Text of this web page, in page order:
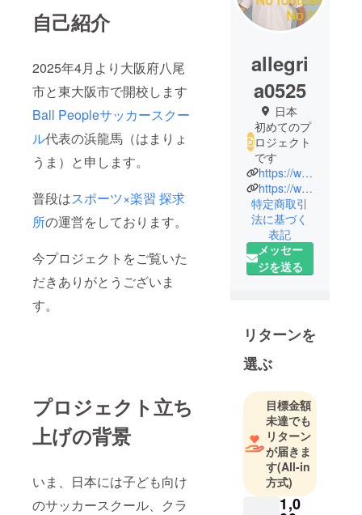
自己紹介
2025年4月より大阪府八尾
市と東大阪市で開校します
Ball Peopleサッカースクー
ル代表の浜龍馬（はまりょ
うま）と申します。
普段はスポーツ×楽習 探求
所の運営をしております。
今プロジェクトをご覧いた
だきありがとうございま
す。
プロジェクト立ち
上げの背景
いま、日本には子ども向け
のサッカースクール、クラ
allegri
a0525
日本
初めてのプ
ロジェクト
です
https://www.instagram.com/ball.people?igsh=OXF2bzUwa2Y5bHV2
https://www.instagram.com/ryoma.hama0525?igsh=MTltdXlsb3d4Y2UzZg==
特定商取引
法に基づく
表記
メッセー
ジを送る
リターンを
選ぶ
目標金額
未達でも
リターン
が届きま
す(All-in
方式)
1,0